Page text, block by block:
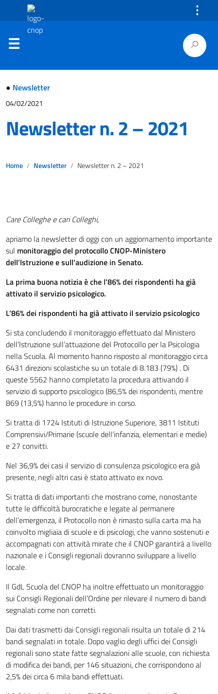
⋮
● Newsletter
04/02/2021
Newsletter n. 2 – 2021
Home Newsletter Newsletter n. 2 – 2021
Care Colleghe e cari Colleghi,
apriamo la newsletter di oggi con un aggiornamento importante
sul monitoraggio del protocollo CNOP-Ministero
dell’Istruzione e sull’audizione in Senato.
La prima buona notizia è che l’86% dei rispondenti ha già
attivato il servizio psicologico.
L’86% dei rispondenti ha già attivato il servizio psicologico
Si sta concludendo il monitoraggio effettuato dal Ministero
dell’Istruzione sull’attuazione del Protocollo per la Psicologia
nella Scuola. Al momento hanno risposto al monitoraggio circa
6431 direzioni scolastiche su un totale di 8.183 (79%) . Di
queste 5562 hanno completato la procedura attivando il
servizio di supporto psicologico (86,5% dei rispondenti, mentre
869 (13,5%) hanno le procedure in corso.
Si tratta di 1724 Istituti di Istruzione Superiore, 3811 Istituti
Comprensivi/Primarie (scuole dell’infanzia, elementari e medie)
e 27 convitti.
Nel 36,9% dei casi il servizio di consulenza psicologico era già
presente, negli altri casi è stato attivato ex novo.
Si tratta di dati importanti che mostrano come, nonostante
tutte le difficoltà burocratiche e legate al permanere
dell’emergenza, il Protocollo non è rimasto sulla carta ma ha
coinvolto migliaia di scuole e di psicologi, che vanno sostenuti e
accompagnati con attività mirate che il CNOP garantirà a livello
nazionale e i Consigli regionali dovranno sviluppare a livello
locale.
Il GdL Scuola del CNOP ha inoltre effettuato un monitoraggio
sui Consigli Regionali dell’Ordine per rilevare il numero di bandi
segnalati come non corretti.
Dai dati trasmetti dai Consigli regionali risulta un totale di 214
bandi segnalati in totale. Dopo vaglio degli uffici dei Consigli
regionali sono state fatte segnalazioni alle scuole, con richiesta
di modifica dei bandi, per 146 situazioni, che corrispondono al
2,5% dei circa 6 mila bandi effettuati.